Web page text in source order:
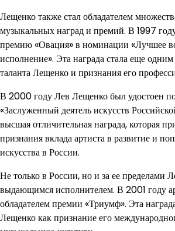
Лещенко также стал обладателем
музыкальных наград и премий. В 1997
премию «Овация» в номинации «Лучшее
исполнение». Эта награда стала еще
таланта Лещенко и признания его
В 2000 году Лев Лещенко был удостоен
«Заслуженный деятель искусств
высшая отличительная награда, которая
признания вклада артиста в развитие и
искусства в России.
Не только в России, но и за ее пределами
выдающимся исполнителем. В 2001 году
обладателем премии «Триумф». Эта
Лещенко как признание его